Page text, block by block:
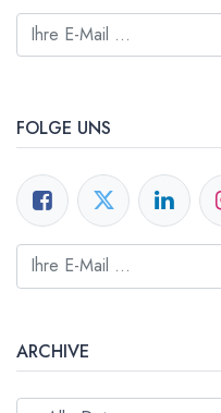
FOLGE UNS
ARCHIVE